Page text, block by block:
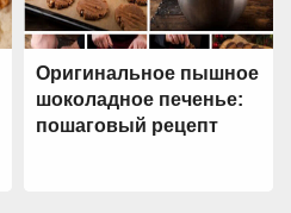
Оригинальное пышное
шоколадное печенье:
пошаговый рецепт